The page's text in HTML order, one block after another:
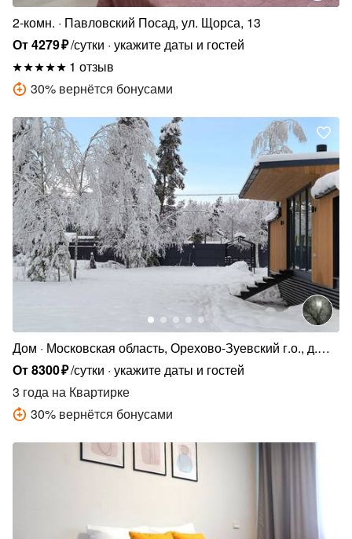
2-комн.
Павловский Посад, ул. Щорса, 13
От4279₽/сутки укажите даты и гостей
1 отзыв
30% вернётся бонусами
Дом
Московская область, Орехово-Зуевский г.о., д.
Чистое
От8300₽/сутки укажите даты и гостей
3 года на Квартирке
30% вернётся бонусами